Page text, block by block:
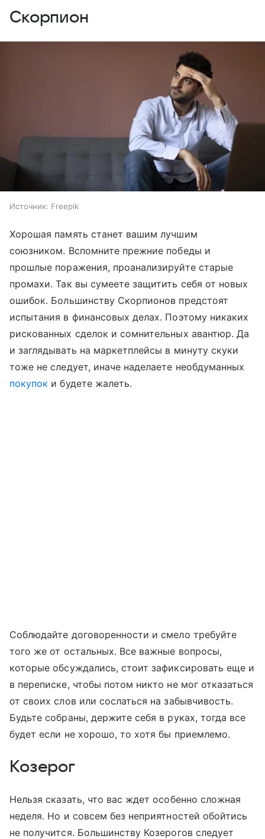
Скорпион
Источник: Freepik
Хорошая память станет вашим лучшим
союзником. Вспомните прежние победы и
прошлые поражения, проанализируйте старые
промахи. Так вы сумеете защитить себя от новых
ошибок. Большинству Скорпионов предстоят
испытания в финансовых делах. Поэтому никаких
рискованных сделок и сомнительных авантюр. Да
и заглядывать на маркетплейсы в минуту скуки
тоже не следует, иначе наделаете необдуманных
покупок и будете жалеть.
Соблюдайте договоренности и смело требуйте
того же от остальных. Все важные вопросы,
которые обсуждались, стоит зафиксировать еще и
в переписке, чтобы потом никто не мог отказаться
от своих слов или сослаться на забывчивость.
Будьте собраны, держите себя в руках, тогда все
будет если не хорошо, то хотя бы приемлемо.
Козерог
Нельзя сказать, что вас ждет особенно сложная
неделя. Но и совсем без неприятностей обойтись
не получится. Большинству Козерогов следует